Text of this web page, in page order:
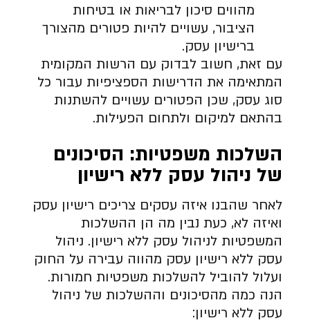
מהווים סיכון לבריאות או בטיחות
הציבור, עשויים להיות פטורים מהצורך
ברישיון עסק.
עם זאת, חשוב לבדוק עם הרשות המקומית
המתאימה את הדרישות הספציפיות עבור כל
סוג עסק, שכן הפטורים עשויים להשתנות
בהתאם למיקום ולתחום הפעילות.
השלכות משפטיות: הסיכונים
של ניהול עסק ללא רישיון
לאחר שהבנו איזה עסקים צריכים רישיון עסק
ואיזה לא, כעת נבין מה הן ההשלכות
המשפטיות לניהול עסק ללא רישיון. ניהול
עסק ללא רישיון עסק מהווה עבירה על החוק
ועלול להוביל להשלכות משפטיות חמורות.
הנה כמה מהסיכונים וההשלכות של ניהול
עסק ללא רישיון: